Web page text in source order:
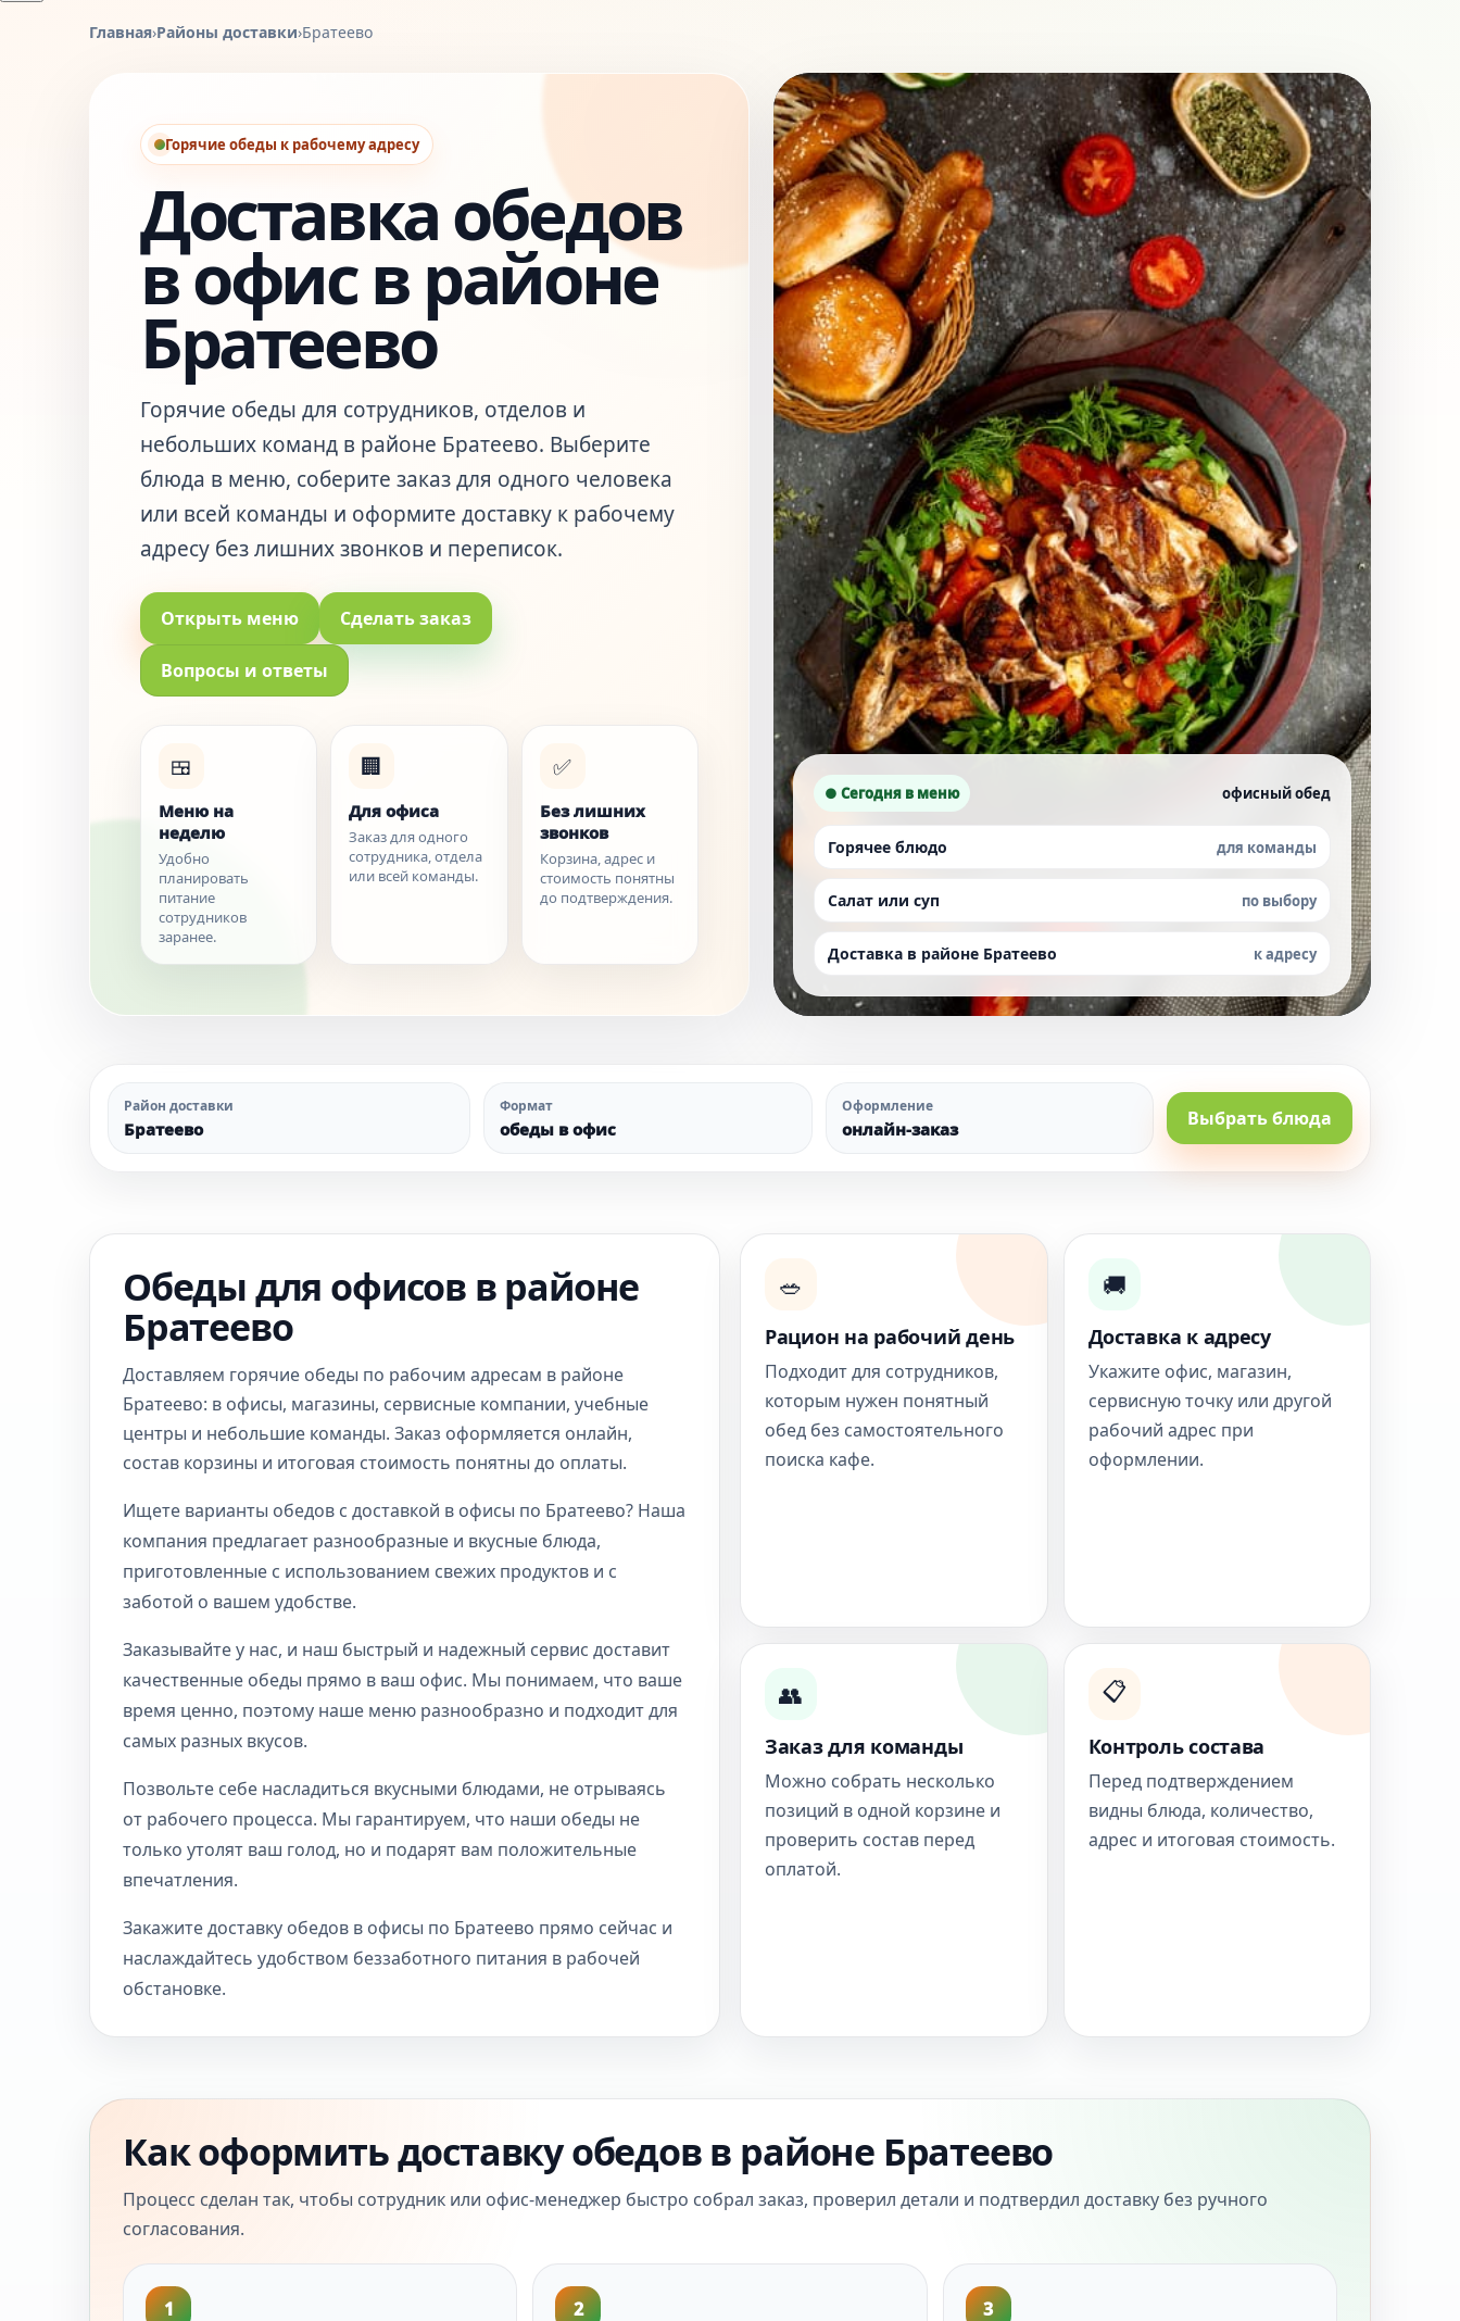
Главная›Районы доставки›Братеево
Горячие обеды к рабочему адресу
Доставка обедов
в офис в районе
Братеево
Горячие обеды для сотрудников, отделов и
небольших команд в районе Братеево. Выберите
блюда в меню, соберите заказ для одного человека
или всей команды и оформите доставку к рабочему
адресу без лишних звонков и переписок.
Открыть меню Сделать заказ
Вопросы и ответы
🍱
Меню на
неделю
Удобно
планировать
питание
сотрудников
заранее.
🏢
Для офиса
Заказ для одного
сотрудника, отдела
или всей команды.
✅
Без лишних
звонков
Корзина, адрес и
стоимость понятны
до подтверждения.
● Сегодня в меню офисный обед
Горячее блюдо для команды
Салат или суп по выбору
Доставка в районе Братеево к адресу
Район доставки
Братеево
Формат
обеды в офис
Оформление
онлайн-заказ Выбрать блюда
Обеды для офисов в районе
Братеево
Доставляем горячие обеды по рабочим адресам в районе
Братеево: в офисы, магазины, сервисные компании, учебные
центры и небольшие команды. Заказ оформляется онлайн,
состав корзины и итоговая стоимость понятны до оплаты.
Ищете варианты обедов с доставкой в офисы по Братеево? Наша
компания предлагает разнообразные и вкусные блюда,
приготовленные с использованием свежих продуктов и с
заботой о вашем удобстве.
Заказывайте у нас, и наш быстрый и надежный сервис доставит
качественные обеды прямо в ваш офис. Мы понимаем, что ваше
время ценно, поэтому наше меню разнообразно и подходит для
самых разных вкусов.
Позвольте себе насладиться вкусными блюдами, не отрываясь
от рабочего процесса. Мы гарантируем, что наши обеды не
только утолят ваш голод, но и подарят вам положительные
впечатления.
Закажите доставку обедов в офисы по Братеево прямо сейчас и
наслаждайтесь удобством беззаботного питания в рабочей
обстановке.
🥗
Рацион на рабочий день
Подходит для сотрудников,
которым нужен понятный
обед без самостоятельного
поиска кафе.
🚚
Доставка к адресу
Укажите офис, магазин,
сервисную точку или другой
рабочий адрес при
оформлении.
👥
Заказ для команды
Можно собрать несколько
позиций в одной корзине и
проверить состав перед
оплатой.
📋
Контроль состава
Перед подтверждением
видны блюда, количество,
адрес и итоговая стоимость.
Как оформить доставку обедов в районе Братеево
Процесс сделан так, чтобы сотрудник или офис-менеджер быстро собрал заказ, проверил детали и подтвердил доставку без ручного
согласования.
1 2 3